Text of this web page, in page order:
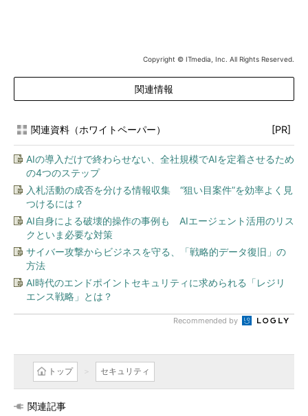
Copyright © ITmedia, Inc. All Rights Reserved.
関連情報
関連資料（ホワイトペーパー） [PR]
AIの導入だけで終わらせない、全社規模でAIを定着させるため
の4つのステップ
入札活動の成否を分ける情報収集 “狙い目案件”を効率よく見
つけるには？
AI自身による破壊的操作の事例も AIエージェント活用のリス
クといま必要な対策
サイバー攻撃からビジネスを守る、「戦略的データ復旧」の
方法
AI時代のエンドポイントセキュリティに求められる「レジリ
エンス戦略」とは？
Recommended by
トップ セキュリティ
関連記事